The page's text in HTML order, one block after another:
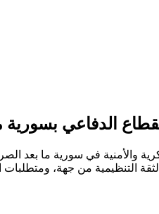
الدفاعي بسورية
والأمنية في سورية ما بعد
التنظيمية من جهة، ومتطلبات